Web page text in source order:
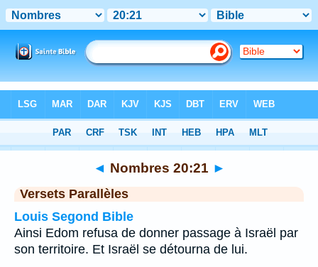
Chapitre 20> Verset 21
◄ Nombres 20:21 ►
Versets Parallèles
Louis Segond Bible
Ainsi Edom refusa de donner passage à Israël par
son territoire. Et Israël se détourna de lui.